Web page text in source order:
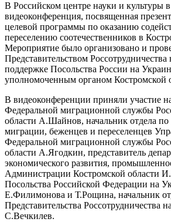
В Российском центре науки и культуры
видеоконференция, посвященная
целевой программы по оказанию
переселению соотечественников в
Мероприятие было организовано и
Представительством
поддержке Посольства России на
уполномоченным органом Костромской
В видеоконференции приняли участие
Федеральной миграционной службы
области А.Шайнов, начальник отдела по
миграции, беженцев и переселенцев
Федеральной миграционной службы
области А.Ягодкин, представитель
экономического развития,
Администрации Костромской области
Посольства Российской Федерации на
Е.Филимонова и Т.Рощина, начальник
Представительства Россотрудничества
С.Вечкилев.